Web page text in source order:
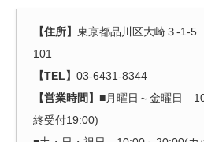
【住所】 東京都品川区大崎３-1-
101
【TEL】 03-6431-8344
【営業時間】 ■月曜日～金曜日
終受付19:00)